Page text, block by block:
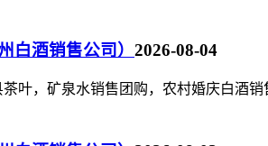
白酒销售公司） 2026-08-04
叶，矿泉水销售团购，农村婚庆白酒